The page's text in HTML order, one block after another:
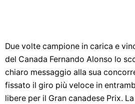
Due volte campione in carica e
del Canada Fernando Alonso lo
chiaro messaggio alla sua
fissato il giro più veloce in
libere per il Gran canadese Prix.